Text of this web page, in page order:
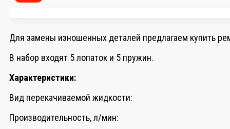
Для замены изношенных деталей предлагаем купить
В набор входят 5 лопаток и 5 пружин.
Характеристики:
Вид перекачиваемой жидкости:
Производительность, л/мин: